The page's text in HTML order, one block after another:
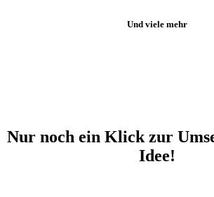
Und viele mehr
Nur noch ein Klick zur
Idee!